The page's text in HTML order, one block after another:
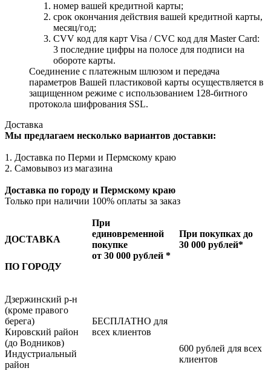
номер вашей кредитной карты;
cрок окончания действия вашей кредитной карты,
месяц/год;
CVV код для карт Visa / CVC код для Master Card:
3 последние цифры на полосе для подписи на
обороте карты.
Соединение с платежным шлюзом и передача
параметров Вашей пластиковой карты осуществляется в
защищенном режиме с использованием 128-битного
протокола шифрования SSL.
Доставка
Мы предлагаем несколько вариантов доставки:
1. Доставка по Перми и Пермскому краю
2. Самовывоз из магазина
Доставка по городу и Пермскому краю
Только при наличии 100% оплаты за заказ
ДОСТАВКА
При
единовременной
покупке
от 30 000 рублей *
При покупках до
30 000 рублей*
ПО ГОРОДУ
Дзержинский р-н
(кроме правого
берега)
Кировский район
(до Водников)
Индустриальный
район
БЕСПЛАТНО для
всех клиентов
600 рублей для всех
клиентов